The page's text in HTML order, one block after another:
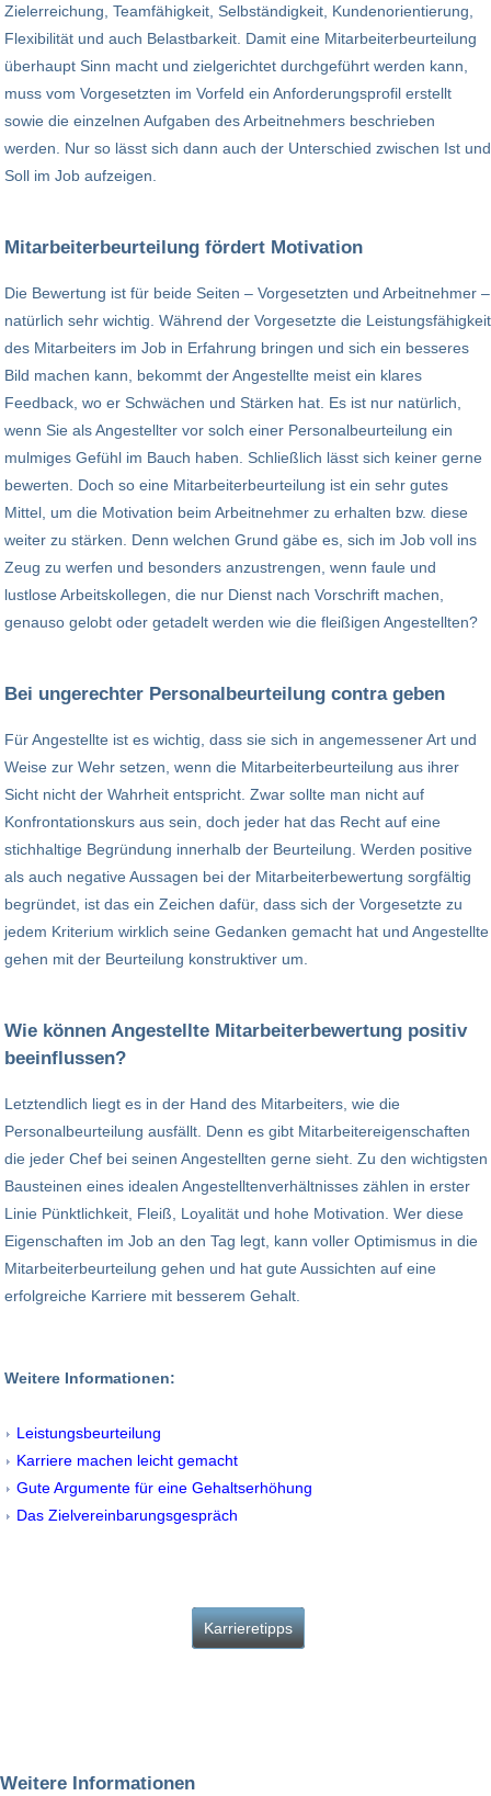
Zielerreichung, Teamfähigkeit, Selbständigkeit, Kundenorientierung,
Flexibilität und auch Belastbarkeit. Damit eine Mitarbeiterbeurteilung
überhaupt Sinn macht und zielgerichtet durchgeführt werden kann,
muss vom Vorgesetzten im Vorfeld ein Anforderungsprofil erstellt
sowie die einzelnen Aufgaben des Arbeitnehmers beschrieben
werden. Nur so lässt sich dann auch der Unterschied zwischen Ist und
Soll im Job aufzeigen.
Mitarbeiterbeurteilung fördert Motivation
Die Bewertung ist für beide Seiten – Vorgesetzten und Arbeitnehmer –
natürlich sehr wichtig. Während der Vorgesetzte die Leistungsfähigkeit
des Mitarbeiters im Job in Erfahrung bringen und sich ein besseres
Bild machen kann, bekommt der Angestellte meist ein klares
Feedback, wo er Schwächen und Stärken hat. Es ist nur natürlich,
wenn Sie als Angestellter vor solch einer Personalbeurteilung ein
mulmiges Gefühl im Bauch haben. Schließlich lässt sich keiner gerne
bewerten. Doch so eine Mitarbeiterbeurteilung ist ein sehr gutes
Mittel, um die Motivation beim Arbeitnehmer zu erhalten bzw. diese
weiter zu stärken. Denn welchen Grund gäbe es, sich im Job voll ins
Zeug zu werfen und besonders anzustrengen, wenn faule und
lustlose Arbeitskollegen, die nur Dienst nach Vorschrift machen,
genauso gelobt oder getadelt werden wie die fleißigen Angestellten?
Bei ungerechter Personalbeurteilung contra geben
Für Angestellte ist es wichtig, dass sie sich in angemessener Art und
Weise zur Wehr setzen, wenn die Mitarbeiterbeurteilung aus ihrer
Sicht nicht der Wahrheit entspricht. Zwar sollte man nicht auf
Konfrontationskurs aus sein, doch jeder hat das Recht auf eine
stichhaltige Begründung innerhalb der Beurteilung. Werden positive
als auch negative Aussagen bei der Mitarbeiterbewertung sorgfältig
begründet, ist das ein Zeichen dafür, dass sich der Vorgesetzte zu
jedem Kriterium wirklich seine Gedanken gemacht hat und Angestellte
gehen mit der Beurteilung konstruktiver um.
Wie können Angestellte Mitarbeiterbewertung positiv
beeinflussen?
Letztendlich liegt es in der Hand des Mitarbeiters, wie die
Personalbeurteilung ausfällt. Denn es gibt Mitarbeitereigenschaften
die jeder Chef bei seinen Angestellten gerne sieht. Zu den wichtigsten
Bausteinen eines idealen Angestelltenverhältnisses zählen in erster
Linie Pünktlichkeit, Fleiß, Loyalität und hohe Motivation. Wer diese
Eigenschaften im Job an den Tag legt, kann voller Optimismus in die
Mitarbeiterbeurteilung gehen und hat gute Aussichten auf eine
erfolgreiche Karriere mit besserem Gehalt.
Weitere Informationen:
Leistungsbeurteilung
Karriere machen leicht gemacht
Gute Argumente für eine Gehaltserhöhung
Das Zielvereinbarungsgespräch
Karrieretipps
Weitere Informationen